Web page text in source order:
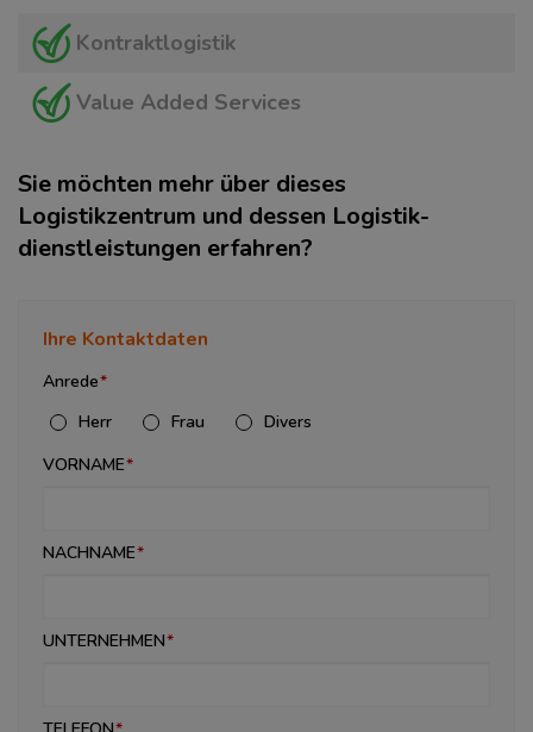
Kontraktlogistik
Value Added Services
Sie möchten mehr über dieses
Logistikzentrum und dessen Logistik­
dienstleistungen erfahren?
Ihre Kontaktdaten
Anrede
Herr
Frau
Divers
VORNAME
NACHNAME
UNTERNEHMEN